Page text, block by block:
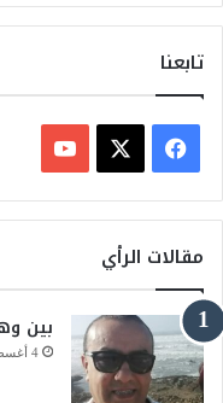
تابعنا
ي
ب
و
ك
X
Y
u
T
مقالات الرأي
بين
4 أغسطس، 2026